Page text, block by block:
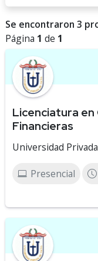
Se encontraron 3
Página 1 de 1
Licenciatura en
Financieras
Universidad
Presencial